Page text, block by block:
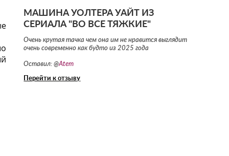
МАШИНА УОЛТЕРА УАЙТ ИЗ
СЕРИАЛА "ВО ВСЕ ТЯЖКИЕ"
Очень крутая тачка чем она им не нравится выглядит
очень современно как будто из 2025 года
Оставил: @Atem
Перейти к отзыву